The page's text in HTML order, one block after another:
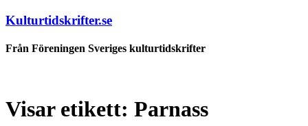
Kulturtidskrifter.se
Från Föreningen Sveriges kulturtidskrifter
Visar etikett: Parnass